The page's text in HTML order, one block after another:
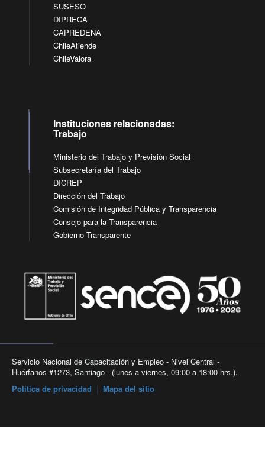
SUSESO
DIPRECA
CAPREDENA
ChileAtiende
ChileValora
Instituciones relacionadas:
Trabajo
Ministerio del Trabajo y Previsión Social
Subsecretaría del Trabajo
DICREP
Dirección del Trabajo
Comisión de Integridad Pública y Transparencia
Consejo para la Transparencia
Gobierno Transparente
Servicio Nacional de Capacitación y Empleo - Nivel Central -
Huérfanos #1273, Santiago - (lunes a viernes, 09:00 a 18:00 hrs.).
Política de privacidad
Mapa del sitio